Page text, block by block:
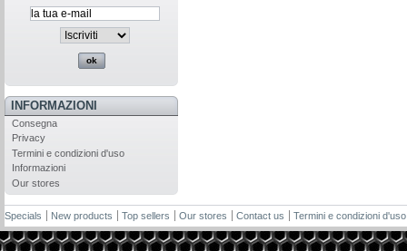
INFORMAZIONI
Consegna
Privacy
Termini e condizioni d'uso
Informazioni
Our stores
Specials New products Top sellers Our stores Contact us Termini e condizioni d'uso